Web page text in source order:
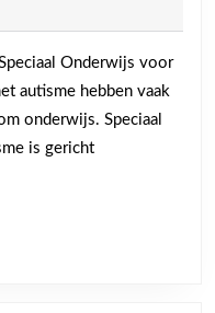
met
Onderwijs voor
autisme hebben vaak
onderwijs. Speciaal
is gericht